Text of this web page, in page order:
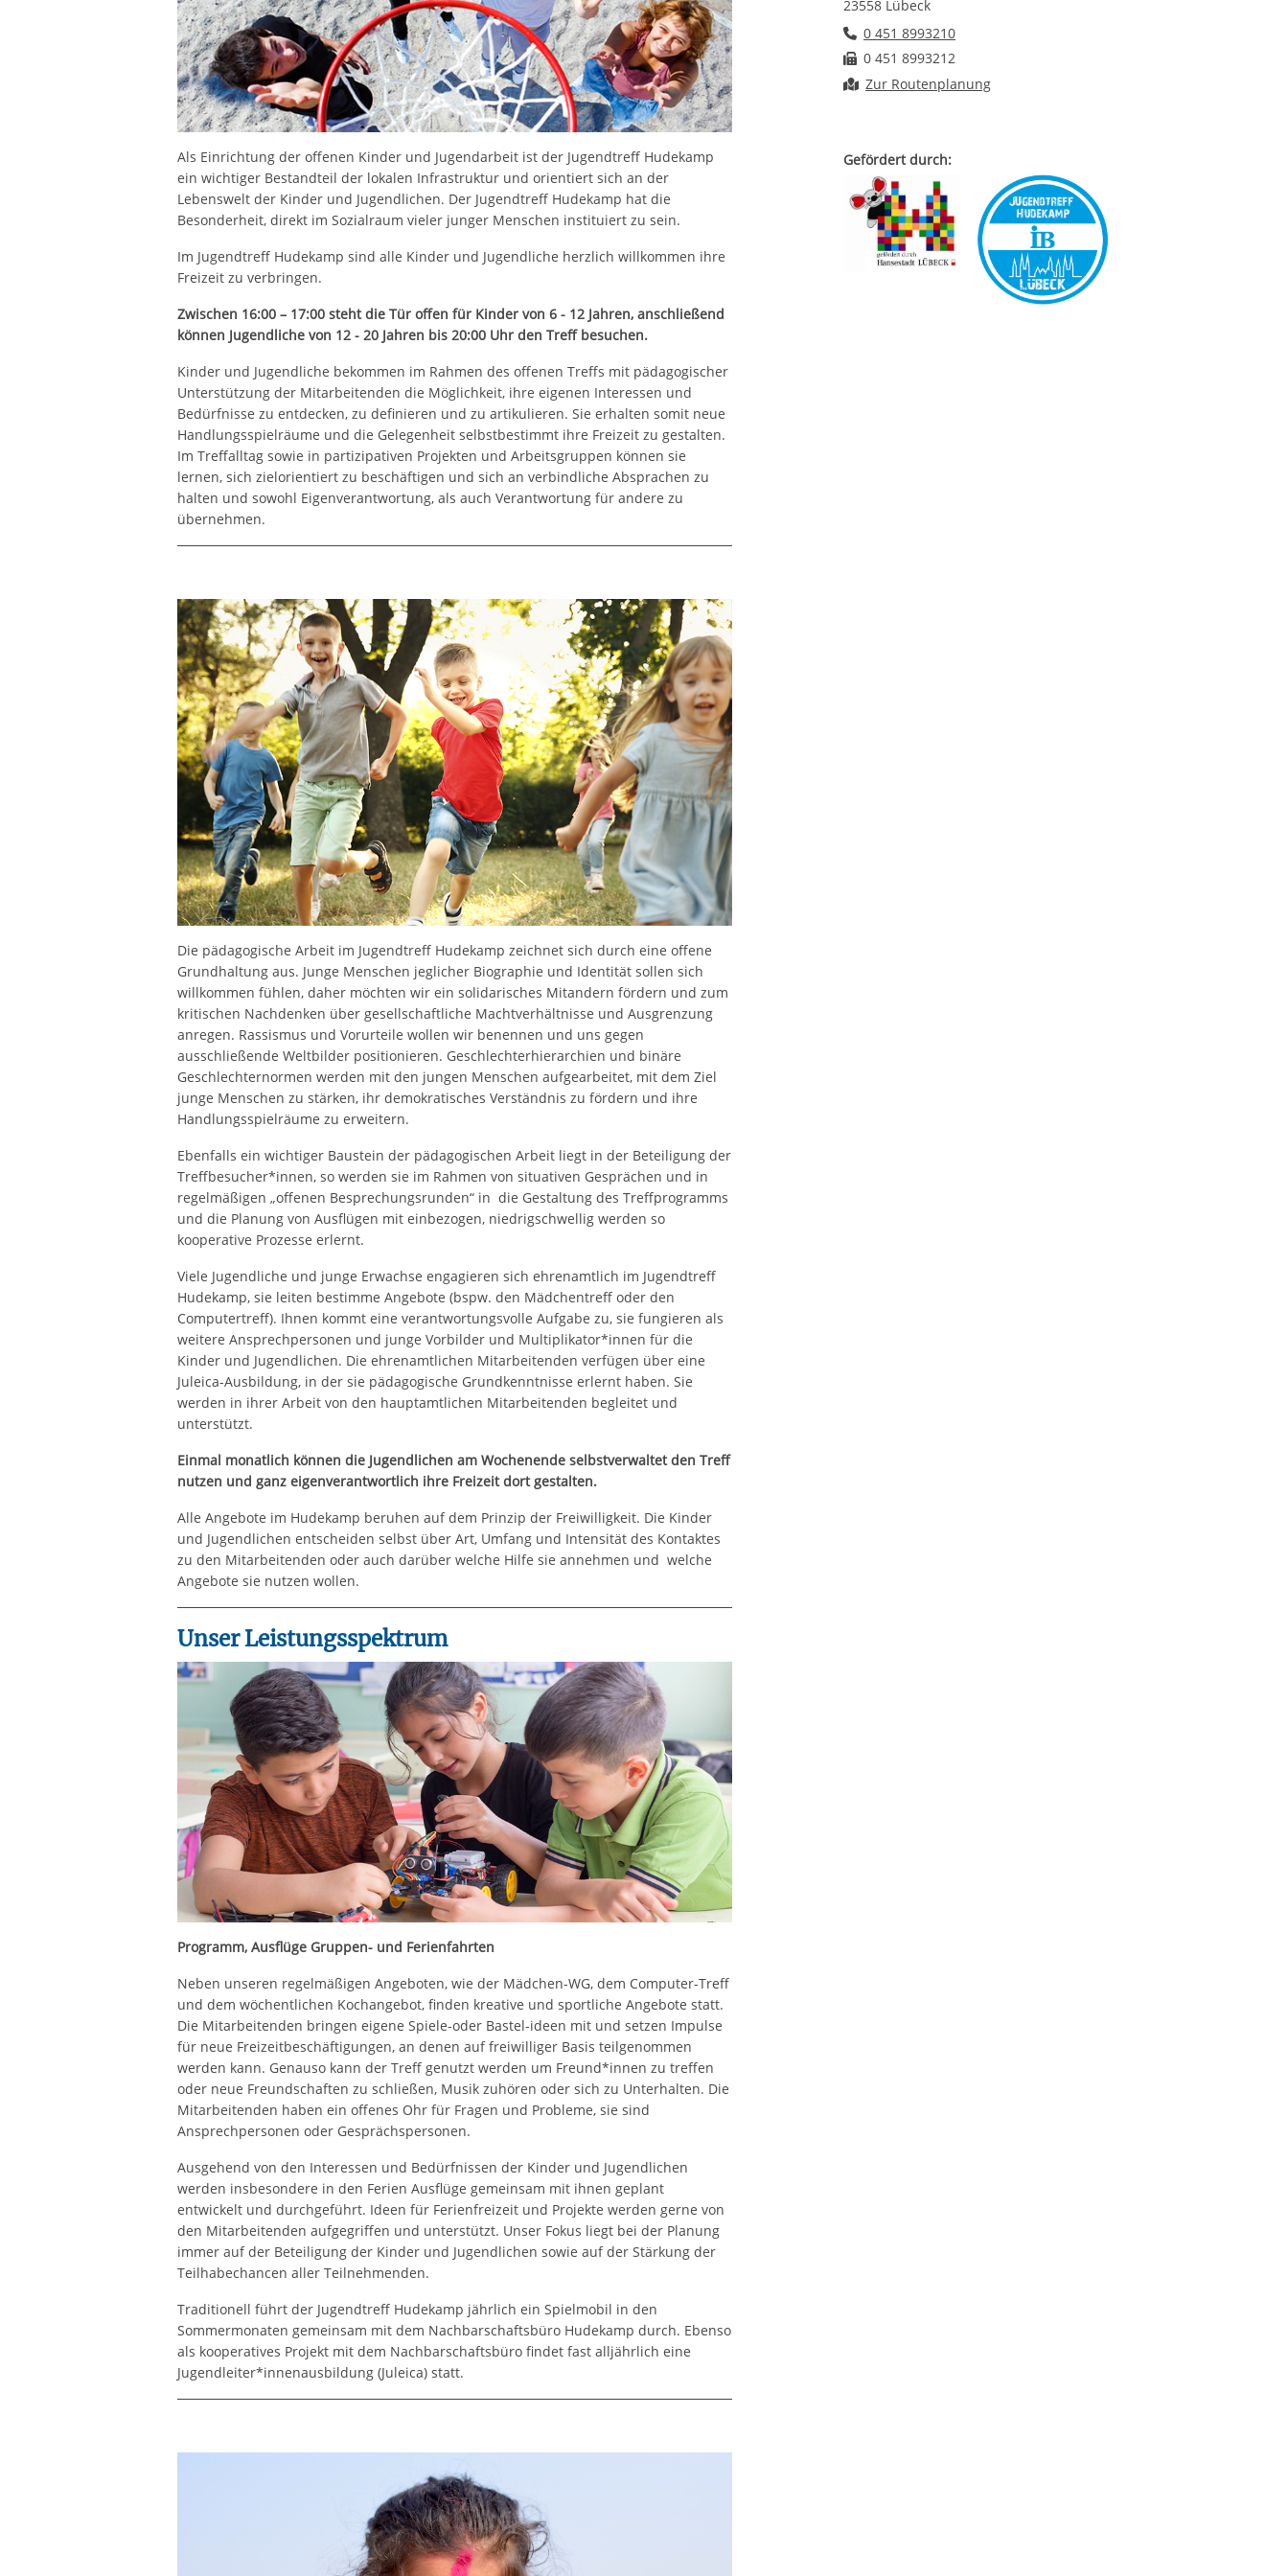
Als Einrichtung der offenen Kinder und Jugendarbeit ist der Jugendtreff Hudekamp
ein wichtiger Bestandteil der lokalen Infrastruktur und orientiert sich an der
Lebenswelt der Kinder und Jugendlichen. Der Jugendtreff Hudekamp hat die
Besonderheit, direkt im Sozialraum vieler junger Menschen instituiert zu sein.
Im Jugendtreff Hudekamp sind alle Kinder und Jugendliche herzlich willkommen ihre
Freizeit zu verbringen.
Zwischen 16:00 – 17:00 steht die Tür offen für Kinder von 6 - 12 Jahren, anschließend
können Jugendliche von 12 - 20 Jahren bis 20:00 Uhr den Treff besuchen.
Kinder und Jugendliche bekommen im Rahmen des offenen Treffs mit pädagogischer
Unterstützung der Mitarbeitenden die Möglichkeit, ihre eigenen Interessen und
Bedürfnisse zu entdecken, zu definieren und zu artikulieren. Sie erhalten somit neue
Handlungsspielräume und die Gelegenheit selbstbestimmt ihre Freizeit zu gestalten.
Im Treffalltag sowie in partizipativen Projekten und Arbeitsgruppen können sie
lernen, sich zielorientiert zu beschäftigen und sich an verbindliche Absprachen zu
halten und sowohl Eigenverantwortung, als auch Verantwortung für andere zu
übernehmen.
Die pädagogische Arbeit im Jugendtreff Hudekamp zeichnet sich durch eine offene
Grundhaltung aus. Junge Menschen jeglicher Biographie und Identität sollen sich
willkommen fühlen, daher möchten wir ein solidarisches Mitandern fördern und zum
kritischen Nachdenken über gesellschaftliche Machtverhältnisse und Ausgrenzung
anregen. Rassismus und Vorurteile wollen wir benennen und uns gegen
ausschließende Weltbilder positionieren. Geschlechterhierarchien und binäre
Geschlechternormen werden mit den jungen Menschen aufgearbeitet, mit dem Ziel
junge Menschen zu stärken, ihr demokratisches Verständnis zu fördern und ihre
Handlungsspielräume zu erweitern.
Ebenfalls ein wichtiger Baustein der pädagogischen Arbeit liegt in der Beteiligung der
Treffbesucher*innen, so werden sie im Rahmen von situativen Gesprächen und in
regelmäßigen „offenen Besprechungsrunden“ in die Gestaltung des Treffprogramms
und die Planung von Ausflügen mit einbezogen, niedrigschwellig werden so
kooperative Prozesse erlernt.
Viele Jugendliche und junge Erwachse engagieren sich ehrenamtlich im Jugendtreff
Hudekamp, sie leiten bestimme Angebote (bspw. den Mädchentreff oder den
Computertreff). Ihnen kommt eine verantwortungsvolle Aufgabe zu, sie fungieren als
weitere Ansprechpersonen und junge Vorbilder und Multiplikator*innen für die
Kinder und Jugendlichen. Die ehrenamtlichen Mitarbeitenden verfügen über eine
Juleica-Ausbildung, in der sie pädagogische Grundkenntnisse erlernt haben. Sie
werden in ihrer Arbeit von den hauptamtlichen Mitarbeitenden begleitet und
unterstützt.
Einmal monatlich können die Jugendlichen am Wochenende selbstverwaltet den Treff
nutzen und ganz eigenverantwortlich ihre Freizeit dort gestalten.
Alle Angebote im Hudekamp beruhen auf dem Prinzip der Freiwilligkeit. Die Kinder
und Jugendlichen entscheiden selbst über Art, Umfang und Intensität des Kontaktes
zu den Mitarbeitenden oder auch darüber welche Hilfe sie annehmen und welche
Angebote sie nutzen wollen.
Unser Leistungsspektrum
Programm, Ausflüge Gruppen- und Ferienfahrten
Neben unseren regelmäßigen Angeboten, wie der Mädchen-WG, dem Computer-Treff
und dem wöchentlichen Kochangebot, finden kreative und sportliche Angebote statt.
Die Mitarbeitenden bringen eigene Spiele-oder Bastel-ideen mit und setzen Impulse
für neue Freizeitbeschäftigungen, an denen auf freiwilliger Basis teilgenommen
werden kann. Genauso kann der Treff genutzt werden um Freund*innen zu treffen
oder neue Freundschaften zu schließen, Musik zuhören oder sich zu Unterhalten. Die
Mitarbeitenden haben ein offenes Ohr für Fragen und Probleme, sie sind
Ansprechpersonen oder Gesprächspersonen.
Ausgehend von den Interessen und Bedürfnissen der Kinder und Jugendlichen
werden insbesondere in den Ferien Ausflüge gemeinsam mit ihnen geplant
entwickelt und durchgeführt. Ideen für Ferienfreizeit und Projekte werden gerne von
den Mitarbeitenden aufgegriffen und unterstützt. Unser Fokus liegt bei der Planung
immer auf der Beteiligung der Kinder und Jugendlichen sowie auf der Stärkung der
Teilhabechancen aller Teilnehmenden.
Traditionell führt der Jugendtreff Hudekamp jährlich ein Spielmobil in den
Sommermonaten gemeinsam mit dem Nachbarschaftsbüro Hudekamp durch. Ebenso
als kooperatives Projekt mit dem Nachbarschaftsbüro findet fast alljährlich eine
Jugendleiter*innenausbildung (Juleica) statt.
23558 Lübeck
Telefonnummer
0 451 8993210
Faxnummer
0 451 8993212
Route planen
Zur Routenplanung
Gefördert durch: